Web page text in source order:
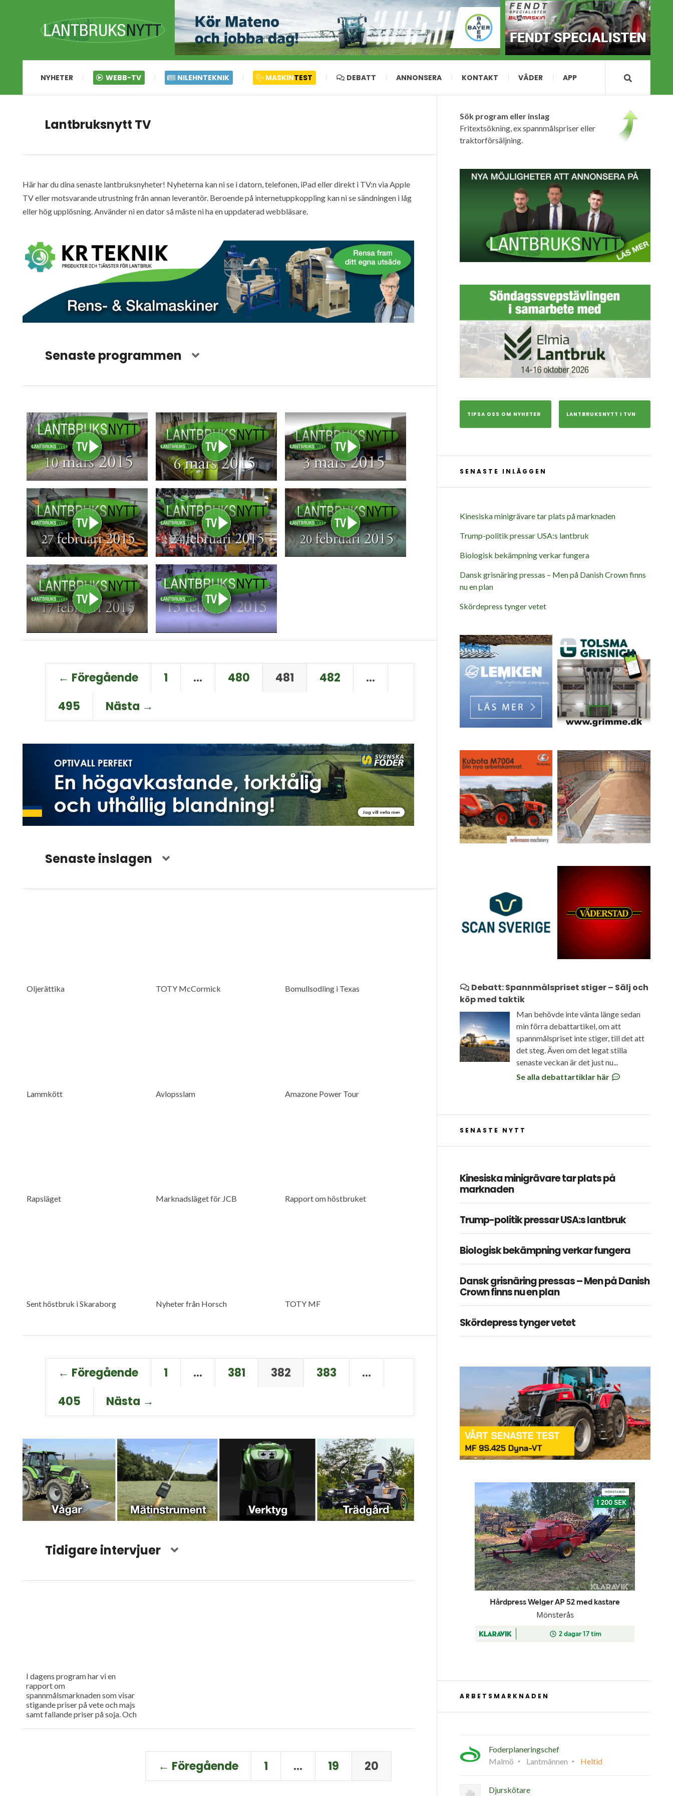
NYHETER WEBB-TV NILEHNTEKNIK MASKINTEST DEBATT ANNONSERA KONTAKT VÄDER APP
Lantbruksnytt TV
Här har du dina senaste lantbruksnyheter! Nyheterna kan ni se i datorn, telefonen, iPad eller direkt i TV:n via Apple
TV eller motsvarande utrustning från annan leverantör. Beroende på internetuppkoppling kan ni se sändningen i låg
eller hög upplösning. Använder ni en dator så måste ni ha en uppdaterad webbläsare.
Senaste programmen
← Föregående 1 … 480 481 482
…
495
Nästa →
Senaste inslagen
Oljerättika TOTY McCormick Bomullsodling i Texas
Lammkött Avlopsslam Amazone Power Tour
Rapsläget Marknadsläget för JCB Rapport om höstbruket
Sent höstbruk i Skaraborg Nyheter från Horsch TOTY MF
← Föregående 1 … 381 382 383
…
405
Nästa →
Tidigare intervjuer
I dagens program har vi en
rapport om
spannmålsmarknaden som visar
stigande priser på vete och majs
samt fallande priser på soja. Och
← Föregående 1 … 19 20
Sök program eller inslag
Fritextsökning, ex spannmålspriser eller
traktorförsäljning.
TIPSA OSS OM NYHETER LANTBRUKSNYTT I TVN
SENASTE INLÄGGEN
Kinesiska minigrävare tar plats på marknaden
Trump-politik pressar USA:s lantbruk
Biologisk bekämpning verkar fungera
Dansk grisnäring pressas – Men på Danish Crown finns
nu en plan
Skördepress tynger vetet
Debatt: Spannmålspriset stiger – Sälj och
köp med taktik
Man behövde inte vänta länge sedan
min förra debattartikel, om att
spannmålspriset inte stiger, till det att
det steg. Även om det legat stilla
senaste veckan är det just nu...
Se alla debattartiklar här
SENASTE NYTT
Kinesiska minigrävare tar plats på
marknaden
Trump-politik pressar USA:s lantbruk
Biologisk bekämpning verkar fungera
Dansk grisnäring pressas – Men på Danish
Crown finns nu en plan
Skördepress tynger vetet
ARBETSMARKNADEN
Foderplaneringschef
Malmö
Lantmännen Heltid
Djurskötare